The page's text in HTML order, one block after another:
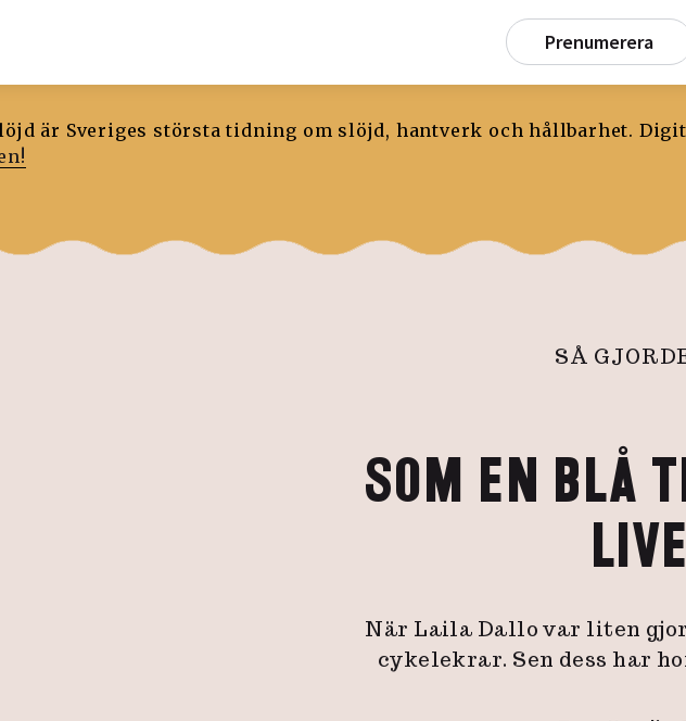
Prenumerera
är Sveriges största tidning om slöjd, hantverk och hållbarhet.
SÅ
SOM EN BLÅ
När Laila Dallo var liten
cykelekrar. Sen dess har